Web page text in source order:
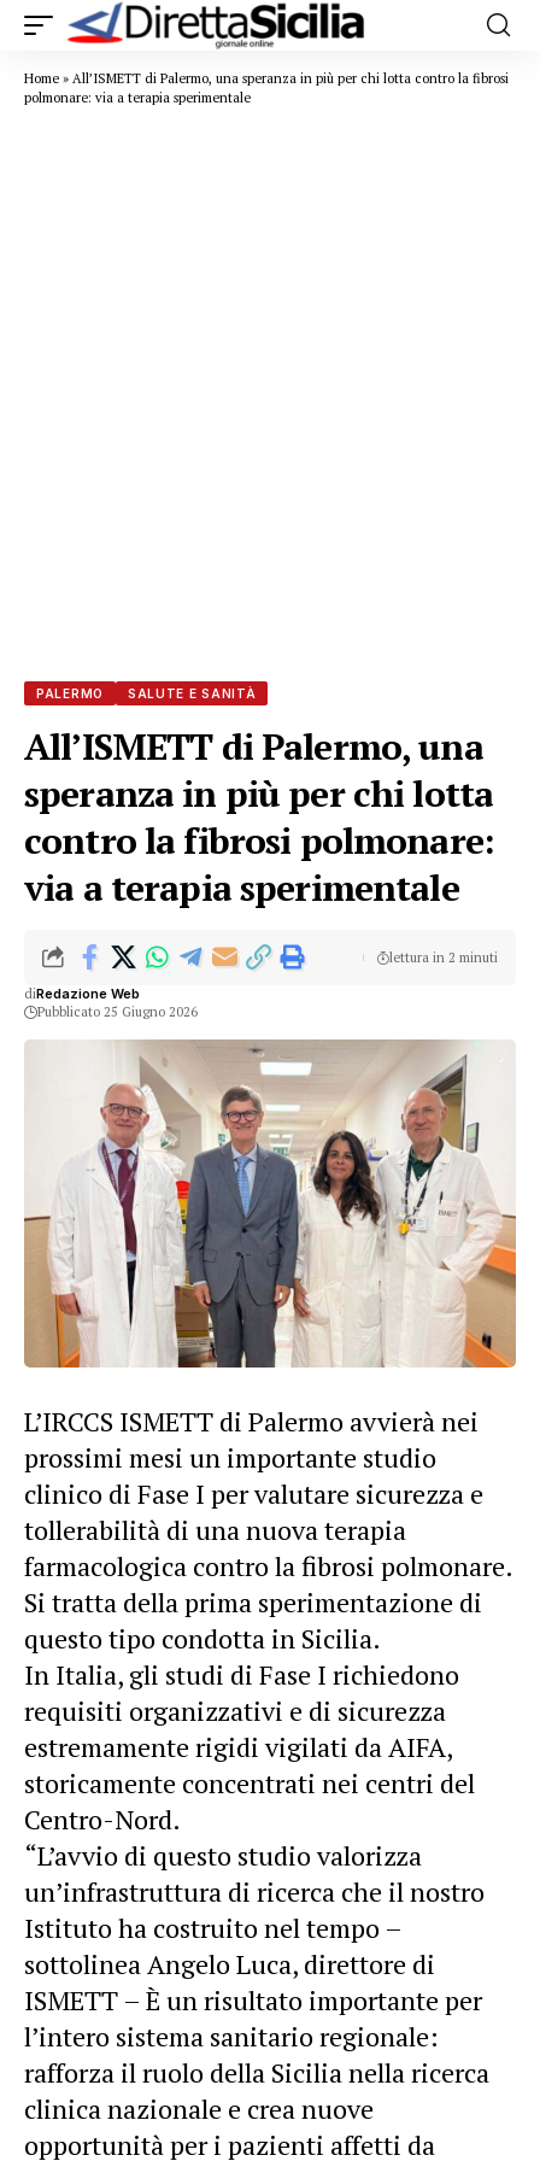
Home » All’ISMETT di Palermo, una speranza in più per chi lotta contro la fibrosi
polmonare: via a terapia sperimentale
PALERMO SALUTE E SANITÀ
All’ISMETT di Palermo, una
speranza in più per chi lotta
contro la fibrosi polmonare:
via a terapia sperimentale
diRedazione Web
Pubblicato 25 Giugno 2026
lettura in 2 minuti
L’IRCCS ISMETT di Palermo avvierà nei
prossimi mesi un importante studio
clinico di Fase I per valutare sicurezza e
tollerabilità di una nuova terapia
farmacologica contro la fibrosi polmonare.
Si tratta della prima sperimentazione di
questo tipo condotta in Sicilia.
In Italia, gli studi di Fase I richiedono
requisiti organizzativi e di sicurezza
estremamente rigidi vigilati da AIFA,
storicamente concentrati nei centri del
Centro-Nord.
“L’avvio di questo studio valorizza
un’infrastruttura di ricerca che il nostro
Istituto ha costruito nel tempo –
sottolinea Angelo Luca, direttore di
ISMETT – È un risultato importante per
l’intero sistema sanitario regionale:
rafforza il ruolo della Sicilia nella ricerca
clinicanazionale e crea nuove
opportunità per i pazienti affetti da